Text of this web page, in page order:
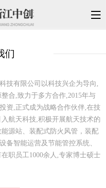
们
技有限公司以科技兴企为导向,
合,致力于多方合作,2015年与
资,正式成为战略合作伙伴,在技
航天科技,积极开展航天技术的
源站、装配式防火风管，装配
备智能运营及节能管控系统、
职员工1000余人,专家博士硕士